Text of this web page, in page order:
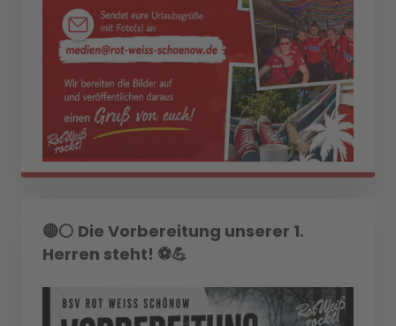
🔴⚪ Die Vorbereitung unserer 1.
Herren steht! ⚽💪